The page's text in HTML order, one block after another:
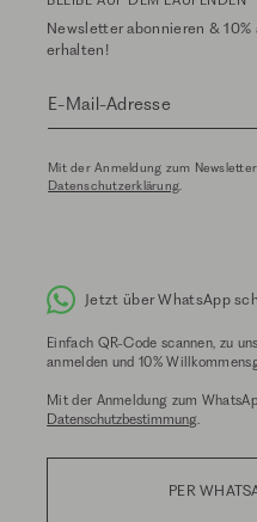
Newsletter abonnieren &
erhalten!
E-Mail-Adresse
Mit der Anmeldung zum
Datenschutzerklärung
Jetzt über WhatsApp
Einfach QR-Code scannen, zu
anmelden und 10%
Mit der Anmeldung zum
Datenschutzbestimmung
PER